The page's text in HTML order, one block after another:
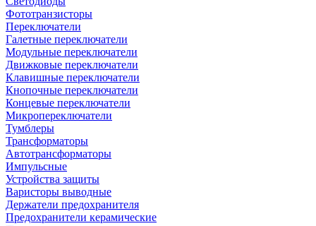
Фототранзисторы
Переключатели
Галетные переключатели
Модульные переключатели
Движковые переключатели
Клавишные переключатели
Кнопочные переключатели
Концевые переключатели
Микропереключатели
Тумблеры
Трансформаторы
Автотрансформаторы
Импульсные
Устройства защиты
Варисторы выводные
Держатели предохранителя
Предохранители керамические